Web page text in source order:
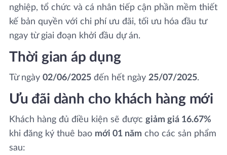
nghiệp, tổ chức và cá nhân tiếp cận phần mềm thiết
kế bản quyền với chi phí ưu đãi, tối ưu hóa đầu tư
ngay từ giai đoạn khởi đầu dự án.
Thời gian áp dụng
Từ ngày 02/06/2025 đến hết ngày 25/07/2025.
Ưu đãi dành cho khách hàng mới
Khách hàng đủ điều kiện sẽ được giảm giá 16.67%
khi đăng ký thuê bao mới 01 năm cho các sản phẩm
sau: